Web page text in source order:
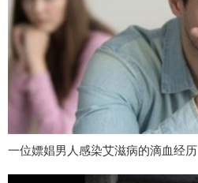
一位嫖娼男人感染艾滋病的滴血经历